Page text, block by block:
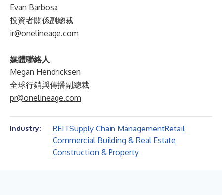
Evan Barbosa
投資者關係副總裁
ir@onelineage.com
媒體聯絡人
Megan Hendricksen
全球行銷與傳播副總裁
pr@onelineage.com
Industry: REITSupply Chain ManagementRetail
Commercial Building & Real Estate
Construction & Property